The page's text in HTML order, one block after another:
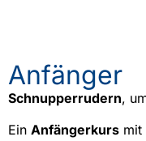
Anfänger
Schnupperrudern,
Ein Anfängerkurs mit